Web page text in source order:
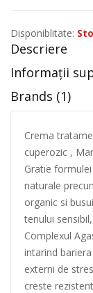
Disponiblitate:
Descriere
Informații
Brands (1)
Crema
cuperozic ,
Gratie
naturale
organic si
tenului
Complexul
intarind
externi de
creste